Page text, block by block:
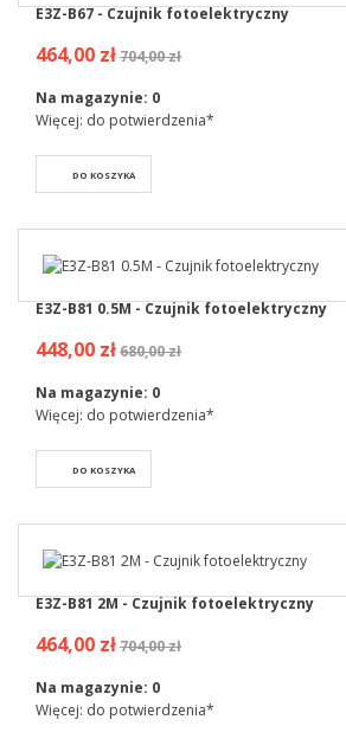
E3Z-B67 - Czujnik fotoelektryczny
464,00 zł704,00 zł
Na magazynie: 0
Więcej: do potwierdzenia*
DO KOSZYKA
E3Z-B81 0.5M - Czujnik fotoelektryczny
448,00 zł680,00 zł
Na magazynie: 0
Więcej: do potwierdzenia*
DO KOSZYKA
E3Z-B81 2M - Czujnik fotoelektryczny
464,00 zł704,00 zł
Na magazynie: 0
Więcej: do potwierdzenia*